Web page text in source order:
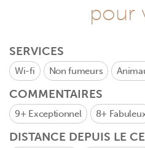
pour
SERVICES
Wi-fi Non fumeurs
COMMENTAIRES
9+ Exceptionnel 8+
DISTANCE DEPUIS LE